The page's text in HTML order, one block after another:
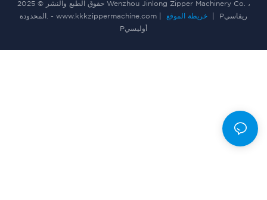
حقوق الطبع والنشر © 2025 Wenzhou Jinlong Zipper Machinery Co. ،
المحدودة. - www.kkkzippermachine.com |
Pريفاسي
Pأوليسي